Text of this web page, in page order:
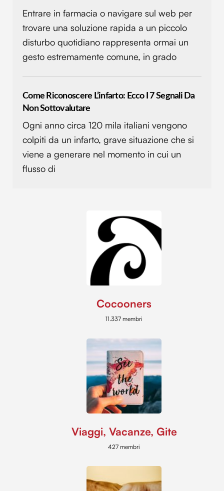
analizzare il nostro traffico. Condividiamo inoltre
informazioni sul modo in cui utilizzi il nostro sito con i
nostri partner che si occupano di analisi dei dati web,
pubblicità e social media, i quali potrebbero combinarle
con altre informazioni che hai fornito loro o che hanno
raccolto dal tuo utilizzo dei loro servizi.
Entrare in farmacia o navigare sul web per
trovare una soluzione rapida a un piccolo
disturbo quotidiano rappresenta ormai un
gesto estremamente comune, in grado
Come Riconoscere L’infarto: Ecco I 7 Segnali Da
Non Sottovalutare
Ogni anno circa 120 mila italiani vengono
colpiti da un infarto, grave situazione che si
viene a generare nel momento in cui un
flusso di
Cocooners
11.337 membri
Viaggi, Vacanze, Gite
427 membri